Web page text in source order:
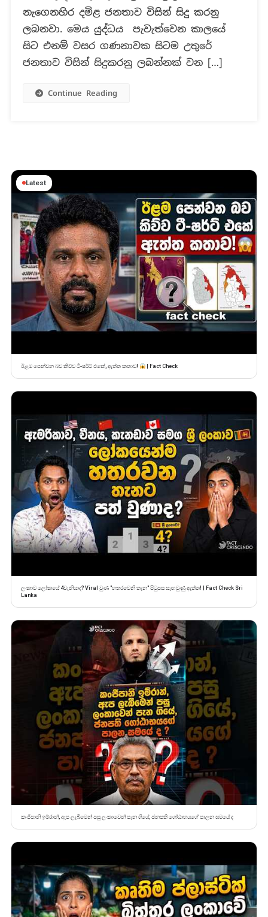
බවට
මහජන
ආරක්ෂක
අමාත්‍යවරයා
කිව්වද
නැගෙනහිර දමිළ ජනතාව විසින් සිදු කරනු
ලබනවා. මෙය යුද්ධය පැවැත්වෙන කාලයේ
සිට එනම් වසර ගණනාවක සිටම උතුරේ
ජනතාව විසින් සිදුකරනු ලබන්නක් වන […]
Continue Reading
Latest
ඊළම පෙන්වන බව කිව්ව ටී-ෂර්ට් එකේ, ඇත්ත කතාව! | Fact Check
ලංකාව ලෝකයේ 4වැනියාද? Viral වුණ "හතරවෙනි තැන" පිටුපස සැඟවුණු ඇත්ත! | Fact Check Sri
Lanka
කංජිපානි ඉම්රාන්, ඇප ලැබීමෙන් පසු ලංකාවෙන් පැන ගියේ, ජනපති ගෝඨාභයගේ පාලන සමයේ ද